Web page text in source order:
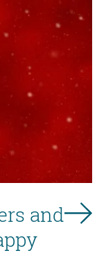
and